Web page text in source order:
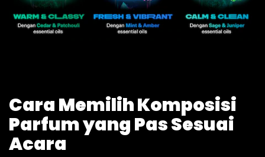
Cara Memilih Komposisi
Parfum yang Pas Sesuai
Acara